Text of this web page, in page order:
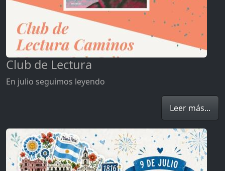
Club de Lectura
En julio seguimos leyendo
Leer más...